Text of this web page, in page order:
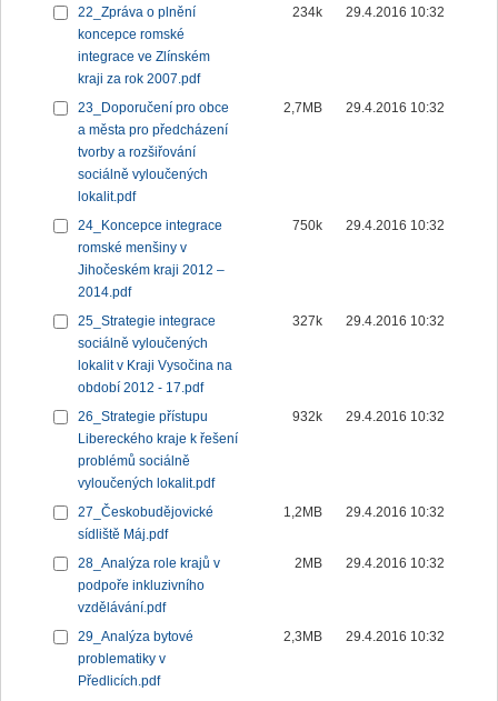
22_Zpráva o plnění
koncepce romské
integrace ve Zlínském
kraji za rok 2007.pdf
234k 29.4.2016 10:32
23_Doporučení pro obce
a města pro předcházení
tvorby a rozšiřování
sociálně vyloučených
lokalit.pdf
2,7MB 29.4.2016 10:32
24_Koncepce integrace
romské menšiny v
Jihočeském kraji 2012 –
2014.pdf
750k 29.4.2016 10:32
25_Strategie integrace
sociálně vyloučených
lokalit v Kraji Vysočina na
období 2012 - 17.pdf
327k 29.4.2016 10:32
26_Strategie přístupu
Libereckého kraje k řešení
problémů sociálně
vyloučených lokalit.pdf
932k 29.4.2016 10:32
27_Českobudějovické
sídliště Máj.pdf
1,2MB 29.4.2016 10:32
28_Analýza role krajů v
podpoře inkluzivního
vzdělávání.pdf
2MB 29.4.2016 10:32
29_Analýza bytové
problematiky v
Předlicích.pdf
2,3MB 29.4.2016 10:32